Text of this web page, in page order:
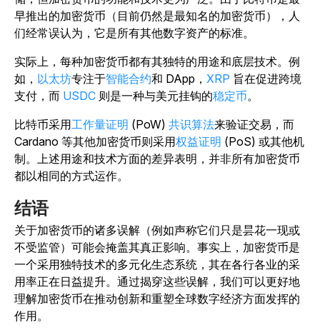
早推出的加密货币（目前仍然是最知名的加密货币），人
们经常误认为，它是所有其他数字资产的标准。
实际上，每种加密货币都有其独特的用途和底层技术。例
如， 以太坊专注于智能合约和 DApp， XRP 旨在促进跨境
支付，而 USDC 则是一种与美元挂钩的稳定币。
比特币采用工作量证明 (PoW) 共识算法来验证交易，而
Cardano 等其他加密货币则采用权益证明 (PoS) 或其他机
制。上述用途和技术方面的差异表明，并非所有加密货币
都以相同的方式运作。
结语
关于加密货币的诸多误解（例如声称它们只是昙花一现或
不受监管）可能会掩盖其真正影响。事实上，加密货币是
一个采用独特技术的多元化生态系统，其在各行各业的采
用率正在日益提升。通过揭穿这些误解，我们可以更好地
理解加密货币在推动创新和重塑全球数字经济方面发挥的
作用。